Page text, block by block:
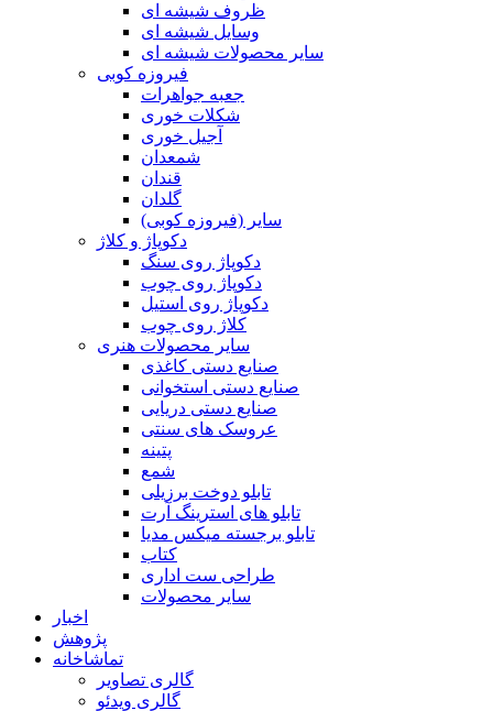
ظروف شیشه ای
وسایل شیشه ای
سایر محصولات شیشه ای
فیروزه کوبی
جعبه جواهرات
شکلات خوری
آجیل خوری
شمعدان
قندان
گلدان
سایر (فیروزه کوبی)
دکوپاژ و کلاژ
دکوپاژ روی سنگ
دکوپاژ روی چوب
دکوپاژ روی استیل
کلاژ روی چوب
سایر محصولات هنری
صنایع دستی کاغذی
صنایع دستی استخوانی
صنایع دستی دریایی
عروسک های سنتی
پتینه
شمع
تابلو دوخت برزیلی
تابلو های استرینگ آرت
تابلو برجسته میکس مدیا
کتاب
طراحی ست اداری
سایر محصولات
اخبار
پژوهش
تماشاخانه
گالری تصاویر
گالری ویدئو